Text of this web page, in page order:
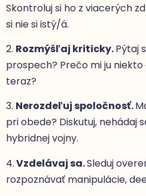
Skontroluj si ho z viacerých
si nie si istý/á.
2. Rozmýšľaj kriticky.Pýtaj
prospech? Prečo mi ju
teraz?
3. Nerozdeľuj spoločnosť.
pri obede? Diskutuj, nehádaj
hybridnej vojny.
4.Vzdelávaj sa.Sleduj
rozpoznávať manipulácie,